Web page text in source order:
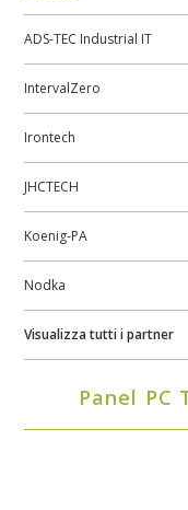
ADS-TEC Industrial IT
IntervalZero
Irontech
JHCTECH
Koenig-PA
Nodka
Visualizza tutti i partner
Panel PC